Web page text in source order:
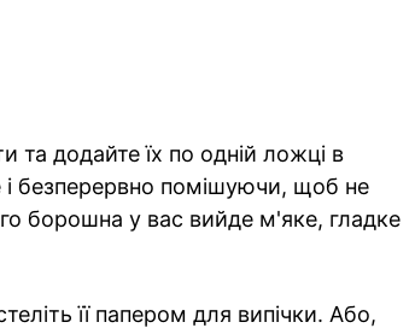
та додайте їх по одній ложці в
і безперервно помішуючи, щоб не
борошна у вас вийде м'яке, гладке
її папером для випічки. Або,